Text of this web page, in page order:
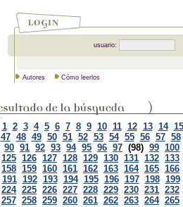
usuario:
Autores Cómo leerlos
1 2 3 4 5 6 7 8 9 10 11 12 13 14 15
47 48 49 50 51 52 53 54 55 56 57 58
90 91 92 93 94 95 96 97 (98) 99 100
125 126 127 128 129 130 131 132 133
158 159 160 161 162 163 164 165 166
191 192 193 194 195 196 197 198 199
224 225 226 227 228 229 230 231 232
257 258 259 260 261 262 263 264 265